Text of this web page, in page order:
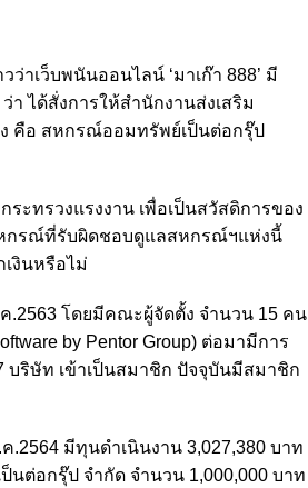
าเว็บพนันออนไลน์ ‘มาเก๊า 888’ มี
ได้สั่งการให้สำนักงานส่งเสริม
คือ สหกรณ์ออมทรัพย์เป็นต่อกรุ๊ป
ะทรวงแรงงาน เพื่อเป็นสวัสดิการของ
กรณ์ที่รับผิดชอบดูแลสหกรณ์ฯแห่งนี้
งินหรือไม่
.2563 โดยมีคณะผู้จัดตั้ง จำนวน 15 คน
by Pentor Group) ต่อมามีการ
บริษัท เข้าเป็นสมาชิก ปัจจุบันมีสมาชิก
มีทุนดำเนินงาน 3,027,380 บาท
ต่อกรุ๊ป จำกัด จำนวน 1,000,000 บาท